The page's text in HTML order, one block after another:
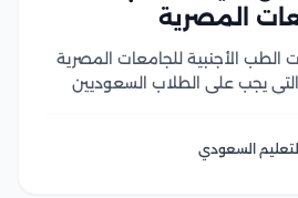
المصرية
الطب الأجنبية للجامعات المصرية
يجب على الطلاب السعوديين
الاعتراف بالجامعة المحول منها
السعودي